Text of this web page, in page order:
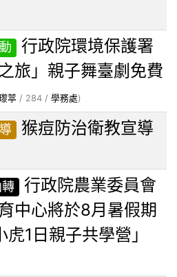
行政院環境保護署
旅」親子舞臺劇免費
葶 / 284 / 學務處)
猴痘防治衛教宣導
行政院農業委員會
中心將於8月暑假期
1日親子共學營」